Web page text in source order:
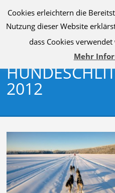
2012
Cookies erleichtern die
Nutzung dieser Website
dass Cookies
Mehr